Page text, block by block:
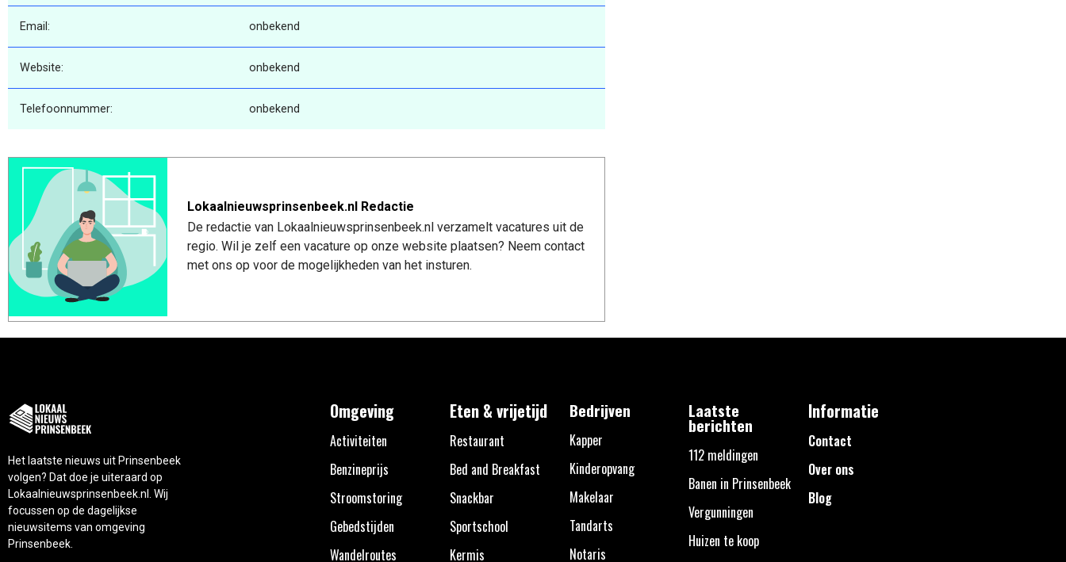
Email: onbekend
Website: onbekend
Telefoonnummer: onbekend
Lokaalnieuwsprinsenbeek.nl Redactie
De redactie van Lokaalnieuwsprinsenbeek.nl verzamelt vacatures uit de
regio. Wil je zelf een vacature op onze website plaatsen? Neem contact
met ons op voor de mogelijkheden van het insturen.
Het laatste nieuws uit Prinsenbeek
volgen? Dat doe je uiteraard op
Lokaalnieuwsprinsenbeek.nl. Wij
focussen op de dagelijkse
nieuwsitems van omgeving
Prinsenbeek.
Omgeving
Activiteiten
Benzineprijs
Stroomstoring
Gebedstijden
Wandelroutes
Eten & vrijetijd
Restaurant
Bed and Breakfast
Snackbar
Sportschool
Kermis
Bedrijven
Kapper
Kinderopvang
Makelaar
Tandarts
Notaris
Laatste
berichten
112 meldingen
Banen in Prinsenbeek
Vergunningen
Huizen te koop
Informatie
Contact
Over ons
Blog